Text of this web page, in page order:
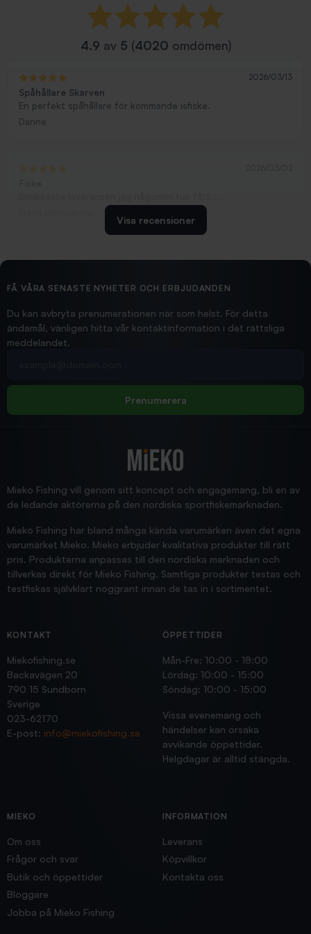
4.9 av 5 (4020 omdömen)
2026/03/13
Spåhållare Skarven
En perfekt spåhållare för kommande isfiske.
Danne
2026/02/19
Hittade exakt vad jag behövde. Snabb och bra...
Jensa
Visa recensioner
FÅ VÅRA SENASTE NYHETER OCH ERBJUDANDEN
Du kan avbryta prenumerationen när som helst. För detta
ändamål, vänligen hitta vår kontaktinformation i det rättsliga
meddelandet.
Prenumerera
Mieko Fishing vill genom sitt koncept och engagemang, bli en av
de ledande aktörerna på den nordiska sportfiskemarknaden.
Mieko Fishing har bland många kända varumärken även det egna
varumärket Mieko. Mieko erbjuder kvalitativa produkter till rätt
pris. Produkterna anpassas till den nordiska marknaden och
tillverkas direkt för Mieko Fishing. Samtliga produkter testas och
testfiskas självklart noggrant innan de tas in i sortimentet.
KONTAKT
Miekofishing.se
Backavägen 20
790 15 Sundborn
Sverige
023-62170
E-post: info@miekofishing.se
ÖPPETTIDER
Mån-Fre: 10:00 - 18:00
Lördag: 10:00 - 15:00
Söndag: 10:00 - 15:00
Vissa evenemang och
händelser kan orsaka
avvikande öppettider.
Helgdagar är alltid stängda.
MIEKO
Om oss
Frågor och svar
Butik och öppettider
Bloggare
Jobba på Mieko Fishing
INFORMATION
Leverans
Köpvillkor
Kontakta oss